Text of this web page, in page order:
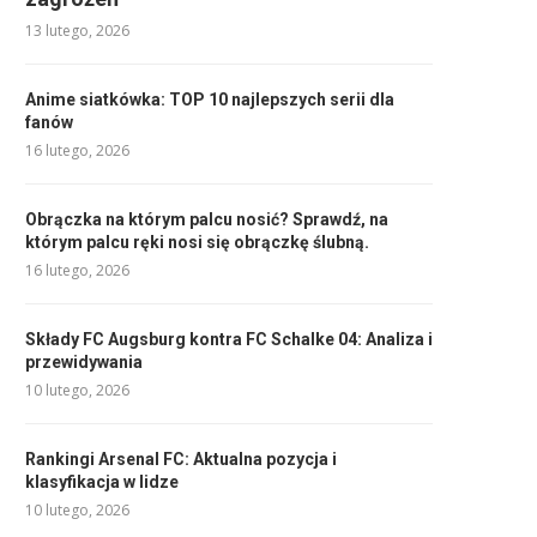
13 lutego, 2026
Anime siatkówka: TOP 10 najlepszych serii dla
fanów
16 lutego, 2026
Obrączka na którym palcu nosić? Sprawdź, na
którym palcu ręki nosi się obrączkę ślubną.
16 lutego, 2026
Składy FC Augsburg kontra FC Schalke 04: Analiza i
przewidywania
10 lutego, 2026
Rankingi Arsenal FC: Aktualna pozycja i
klasyfikacja w lidze
10 lutego, 2026